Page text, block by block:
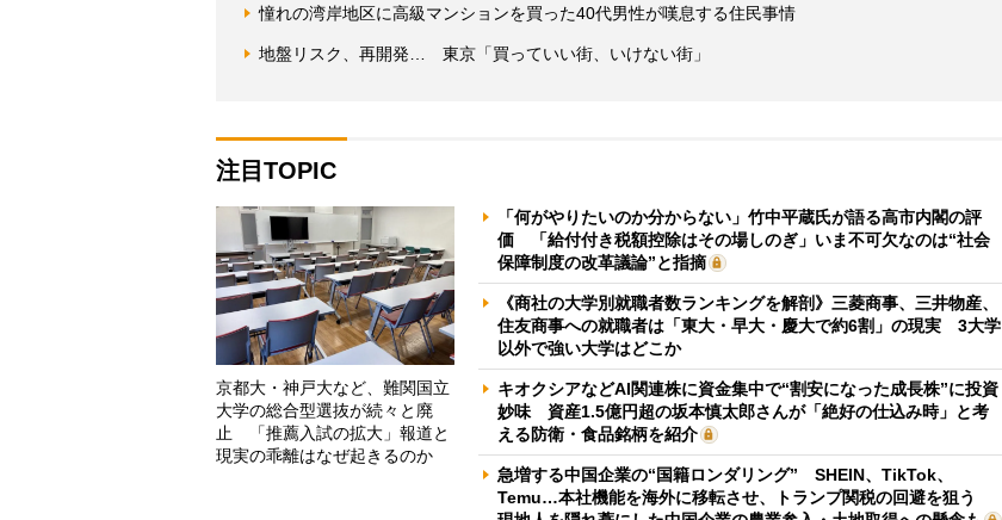
憧れの湾岸地区に高級マンションを買った40代男性が嘆息する住民事情
地盤リスク、再開発… 東京「買っていい街、いけない街」
注目TOPIC
京都大・神戸大など、難関国立
大学の総合型選抜が続々と廃
止 「推薦入試の拡大」報道と
現実の乖離はなぜ起きるのか
「何がやりたいのか分からない」竹中平蔵氏が語る高市内閣の評
価 「給付付き税額控除はその場しのぎ」いま不可欠なのは“社会
保障制度の改革議論”と指摘
《商社の大学別就職者数ランキングを解剖》三菱商事、三井物産、
住友商事への就職者は「東大・早大・慶大で約6割」の現実 3大学
以外で強い大学はどこか
キオクシアなどAI関連株に資金集中で“割安になった成長株”に投資
妙味 資産1.5億円超の坂本慎太郎さんが「絶好の仕込み時」と考
える防衛・食品銘柄を紹介
急増する中国企業の“国籍ロンダリング” SHEIN、TikTok、
Temu…本社機能を海外に移転させ、トランプ関税の回避を狙う